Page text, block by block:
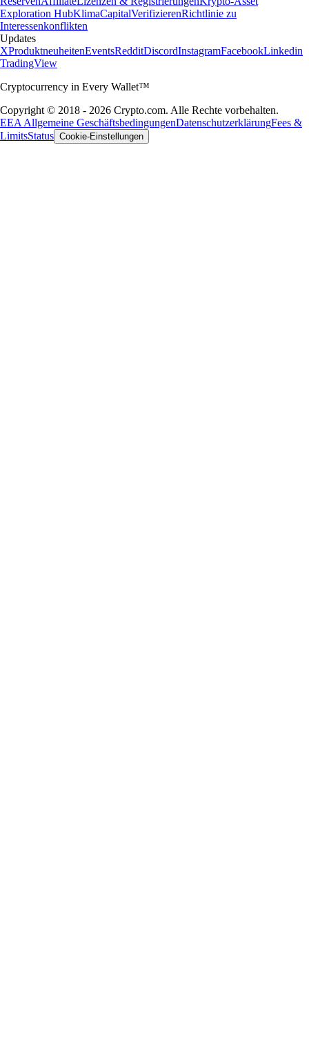
Exploration HubKlimaCapitalVerifizierenRichtlinie zu
Interessenkonflikten
Updates
XProduktneuheitenEventsRedditDiscordInstagramFacebookLinkedin
TradingView
Cryptocurrency in Every Wallet™
Copyright © 2018 - 2026 Crypto.com. Alle Rechte vorbehalten.
EEA Allgemeine GeschäftsbedingungenDatenschutzerklärungFees &
LimitsStatus Cookie-Einstellungen